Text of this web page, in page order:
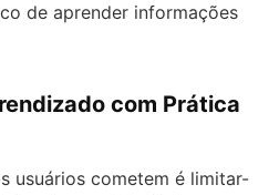
de aprender informações
com Prática
usuários cometem é limitar-